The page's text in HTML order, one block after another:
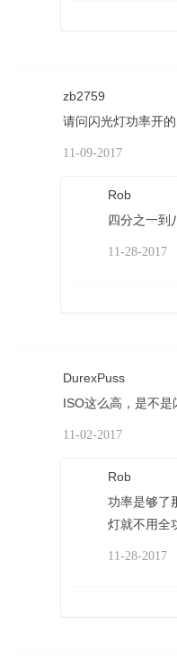
zb2759
请问闪光灯功率开
11-09-2017
Rob
四分之一到
11-28-2017
DurexPuss
ISO这么高，是不是
11-02-2017
Rob
功率是够了
灯就不用全
11-28-2017